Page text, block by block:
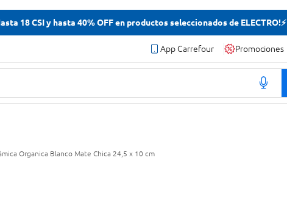
18 CSI y hasta 40% OFF en productos seleccionados de ELECTRO!⚡
App Carrefour Promociones
Organica Blanco Mate Chica 24,5 x 10 cm